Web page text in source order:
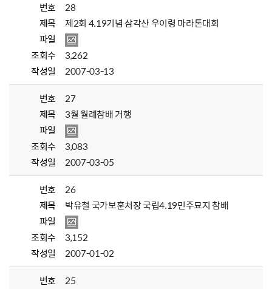
번호
28
제목
제2회 4.19기념 삼각산 우이령 마라톤대회
파일
조회수
3,262
작성일
2007-03-13
번호
27
제목
3월 월례참배 거행
파일
조회수
3,083
작성일
2007-03-05
번호
26
제목
박유철 국가보훈처장 국립4.19민주묘지 참배
파일
조회수
3,152
작성일
2007-01-02
번호
25